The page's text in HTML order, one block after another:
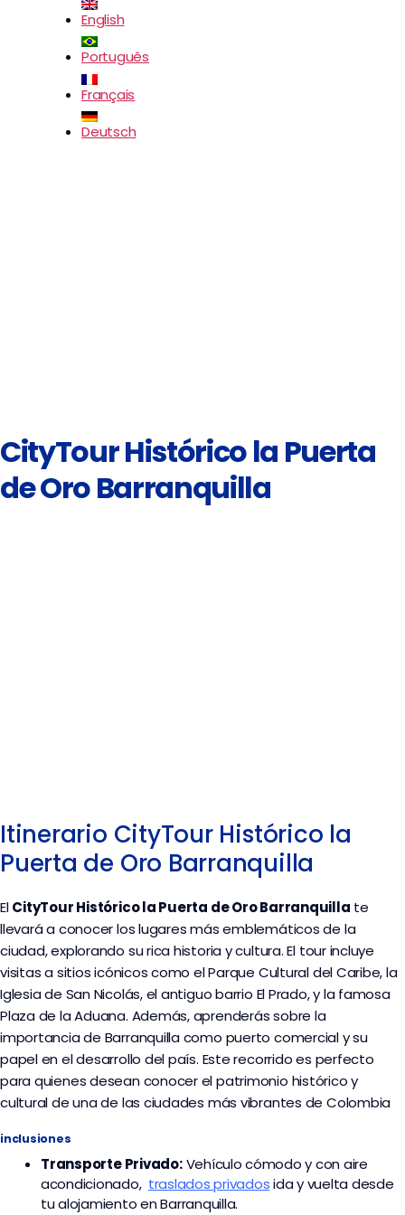
English
Português
Français
Deutsch
CityTour Histórico la Puerta
de Oro Barranquilla
Itinerario CityTour Histórico la
Puerta de Oro Barranquilla
ElCityTour Histórico la Puerta de Oro Barranquilla te
llevará a conocer los lugares más emblemáticos de la
ciudad, explorando su rica historia y cultura. El tour incluye
visitas a sitios icónicos como el Parque Cultural del Caribe, la
Iglesia de San Nicolás, el antiguo barrio El Prado, y la famosa
Plaza de la Aduana. Además, aprenderás sobre la
importancia de Barranquilla como puerto comercial y su
papel en el desarrollo del país. Este recorrido es perfecto
para quienes desean conocer el patrimonio histórico y
cultural de una de las ciudades más vibrantes de Colombia
inclusiones
TransportePrivado: Vehículo cómodo y con aire
acondicionado, traslados privadosida y vuelta desde
tu alojamiento en Barranquilla.